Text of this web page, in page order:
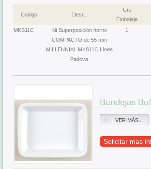
Codigo Desc.
Un.
Embalaje
MKS11C
Kit Superposición horno
COMPACTO de 55 mm
MILLENNIAL MKS11C Línea
Padova
1
Bandejas
VER MÁS...
Solicitar mas